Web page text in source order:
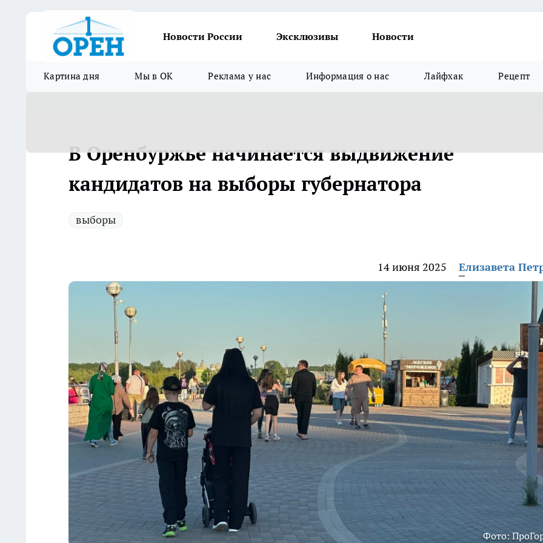
Новости России Эксклюзивы Новости
Картина дня Мы в ОК Реклама у нас Информация о нас Лайфхак Рецепт
В Оренбуржье начинается выдвижение
кандидатов на выборы губернатора
выборы
14 июня 2025 Елизавета
Фото: